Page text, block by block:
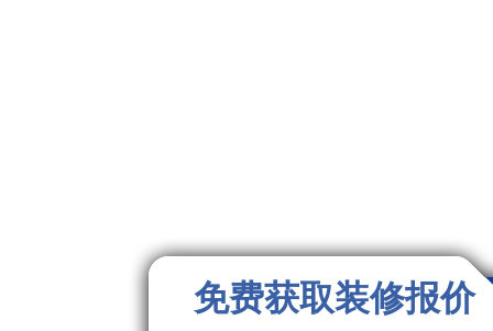
免费获取装修报价